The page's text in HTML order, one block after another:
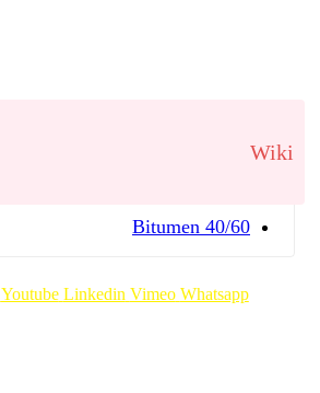
Wiki
Bitumen 40/60
Youtube Linkedin Vimeo Whatsapp